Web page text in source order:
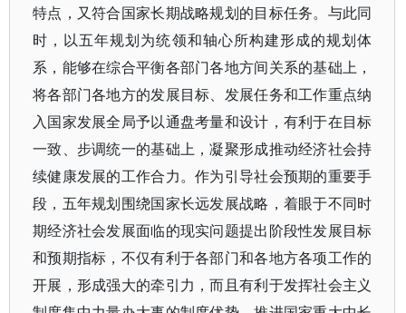
特点，又符合国家长期战略规划的目标任务。与此同
时，以五年规划为统领和轴心所构建形成的规划体
系，能够在综合平衡各部门各地方间关系的基础上，
将各部门各地方的发展目标、发展任务和工作重点纳
入国家发展全局予以通盘考量和设计，有利于在目标
一致、步调统一的基础上，凝聚形成推动经济社会持
续健康发展的工作合力。作为引导社会预期的重要手
段，五年规划围绕国家长远发展战略，着眼于不同时
期经济社会发展面临的现实问题提出阶段性发展目标
和预期指标，不仅有利于各部门和各地方各项工作的
开展，形成强大的牵引力，而且有利于发挥社会主义